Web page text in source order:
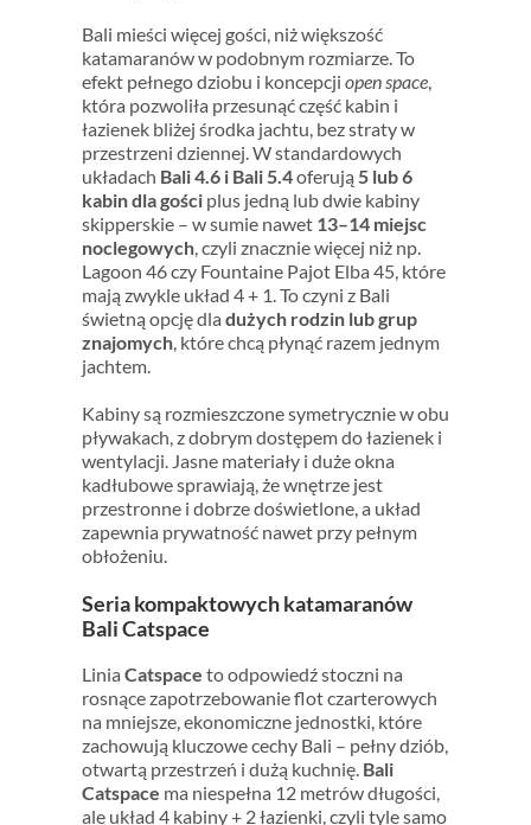
Bali mieści więcej gości, niż większość
katamaranów w podobnym rozmiarze. To
efekt pełnego dziobu i koncepcji open space,
która pozwoliła przesunąć część kabin i
łazienek bliżej środka jachtu, bez straty w
przestrzeni dziennej. W standardowych
układach Bali 4.6 i Bali 5.4oferują 5 lub 6
kabin dla gościplus jedną lub dwie kabiny
skipperskie – w sumie nawet 13–14 miejsc
noclegowych, czyli znacznie więcej niż np.
Lagoon 46 czy Fountaine Pajot Elba 45, które
mają zwykle układ 4 + 1. To czyni z Bali
świetną opcję dla dużych rodzin lub grup
znajomych, które chcą płynąć razem jednym
jachtem.
Kabiny są rozmieszczone symetrycznie w obu
pływakach, z dobrym dostępem do łazienek i
wentylacji. Jasne materiały i duże okna
kadłubowe sprawiają, że wnętrze jest
przestronne i dobrze doświetlone, a układ
zapewnia prywatność nawet przy pełnym
obłożeniu.
Seria kompaktowych katamaranów
Bali Catspace
Linia Catspace to odpowiedź stoczni na
rosnące zapotrzebowanie flot czarterowych
na mniejsze, ekonomiczne jednostki, które
zachowują kluczowe cechy Bali – pełny dziób,
otwartą przestrzeń i dużą kuchnię. Bali
Catspace ma niespełna 12 metrów długości,
ale układ 4 kabiny + 2 łazienki, czyli tyle samo